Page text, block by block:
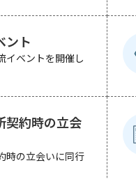
ント
イベントを開催し
契約時の立会
時の立会いに同行